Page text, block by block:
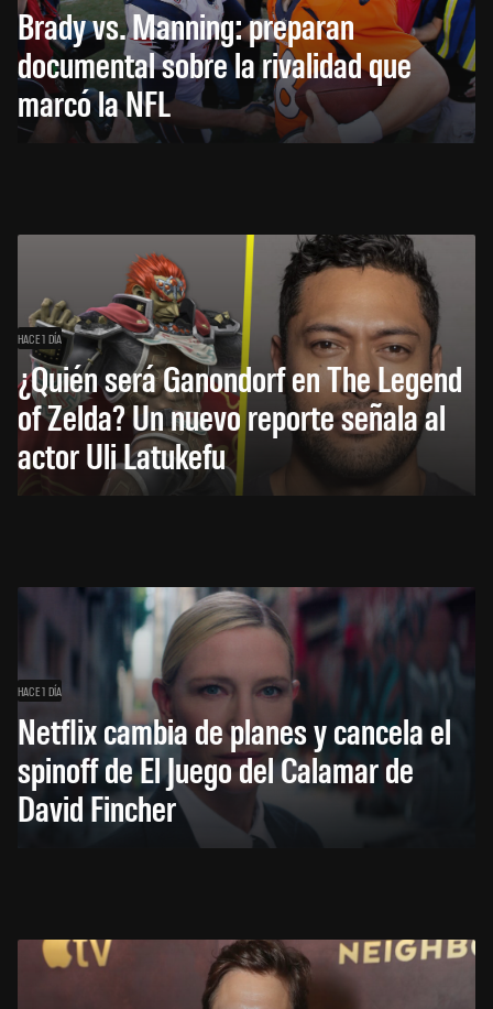
Brady vs. Manning: preparan
documental sobre la rivalidad que
marcó la NFL
HACE 1 DÍA
¿Quién será Ganondorf en The Legend
of Zelda? Un nuevo reporte señala al
actor Uli Latukefu
HACE 1 DÍA
Netflix cambia de planes y cancela el
spinoff de El Juego del Calamar de
David Fincher